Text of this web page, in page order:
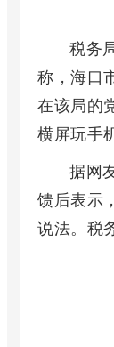
税务
称，海口
在该局的
横屏玩手
据网
馈后表示
说法。税